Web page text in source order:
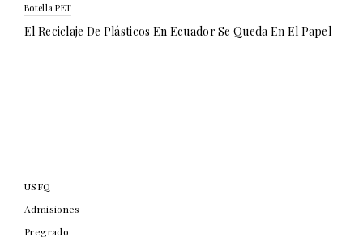
Botella PET
El Reciclaje De Plásticos En Ecuador Se Queda En El Papel
USFQ
Admisiones
Pregrado